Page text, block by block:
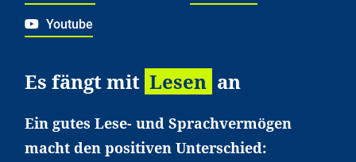
Youtube
Es fängt mit Lesen an
Ein gutes Lese- und Sprachvermögen
macht den positiven Unterschied: